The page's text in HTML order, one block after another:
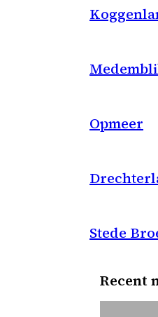
Opmeer
Stede
Recent